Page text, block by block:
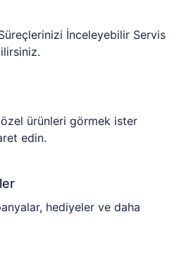
İnceleyebilir Servis
özel ürünleri görmek ister
edin.
hediyeler ve daha